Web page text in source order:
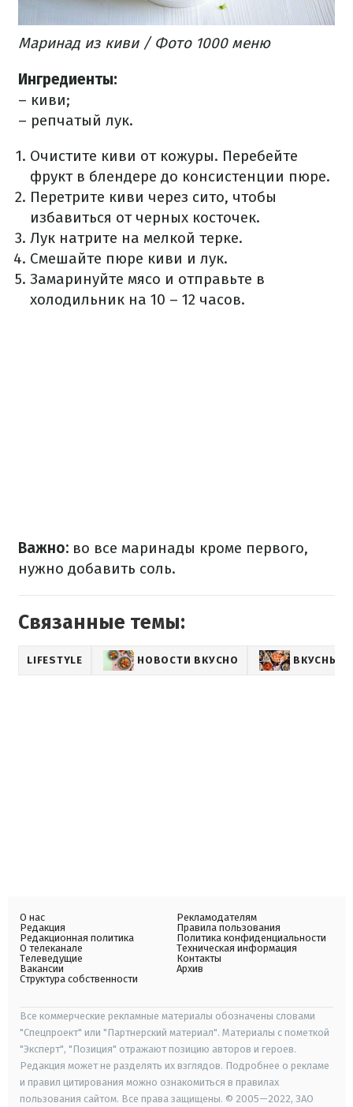
Маринад из киви / Фото 1000 меню
Ингредиенты:
– киви;
– репчатый лук.
Очистите киви от кожуры. Перебейте
фрукт в блендере до консистенции пюре.
Перетрите киви через сито, чтобы
избавиться от черных косточек.
Лук натрите на мелкой терке.
Смешайте пюре киви и лук.
Замаринуйте мясо и отправьте в
холодильник на 10 – 12 часов.
Важно: во все маринады кроме первого,
нужно добавить соль.
Связанные темы:
LIFESTYLE НОВОСТИ ВКУСНО ВКУСНЫЕ
О нас
Редакция
Редакционная политика
О телеканале
Телеведущие
Вакансии
Структура собственности
Рекламодателям
Правила пользования
Политика конфиденциальности
Техническая информация
Контакты
Архив
Все коммерческие рекламные материалы обозначены словами
"Спецпроект" или "Партнерский материал". Материалы с пометкой
"Эксперт", "Позиция" отражают позицию авторов и героев.
Редакция может не разделять их взглядов. Подробнее о рекламе
и правил цитирования можно ознакомиться в правилах
пользования сайтом. Все права защищены. © 2005—2022, ЗАО